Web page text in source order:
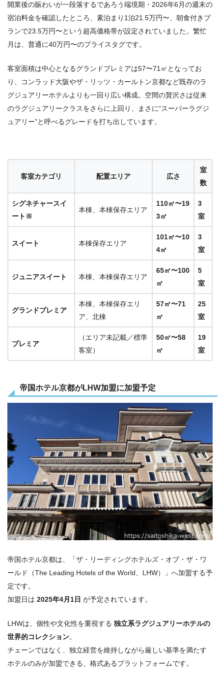
開業後の賑わいが一段落するであろう端境期・2026年6月の週末の
宿泊料金を確認したところ、素泊まり1泊21.5万円〜、朝食付きプ
ランで23.5万円〜という超高価格帯が設定されていました。繁忙
月は、普通に40万円〜のプライスタグです。
客室面積は中心となるグランドプレミアは57〜71㎡となってお
り、コンラッド大阪やザ・リッツ・カールトン京都など既存のラ
グジュアリーホテルよりも一回り広い構成。空間の贅沢さは従来
のラグジュアリークラスをさらに上回り、まさに“スーパーラグジ
ュアリー”と呼べるグレードを打ち出しています。
客室カテゴリ 配置エリア 広さ
室
数
シグネチャースイ
ート※
本棟、本棟保存エリア
110㎡〜19
3㎡
3
室
スイート 本棟保存エリア
101㎡〜10
4㎡
3
室
ジュニアスイート 本棟、本棟保存エリア
65㎡〜100
㎡
5
室
グランドプレミア
本棟、本棟保存エリ
ア、北棟
57㎡〜71
㎡
25
室
プレミア
（エリア未記載／標準
客室）
50㎡〜58
㎡
19
室
帝国ホテル京都がLHW加盟に加盟予定
帝国ホテル京都は、「ザ・リーディングホテルズ・オブ・ザ・ワ
ールド（The Leading Hotels of the World、LHW）」へ加盟する予
定です。
加盟日は 2025年4月1日 が予定されています。
LHWは、個性や文化性を重視する 独立系ラグジュアリーホテルの
世界的コレクション。
チェーンではなく、独立経営を維持しながら厳しい基準を満たす
ホテルのみが加盟できる、格式あるプラットフォームです。